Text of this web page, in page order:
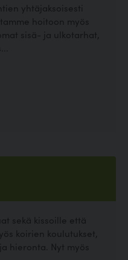
yhtäjaksoisesti
hoitoon myös
sisä- ja ulkotarhat,
sekä kissoille että
koirien koulutukset,
hieronta. Nyt myös